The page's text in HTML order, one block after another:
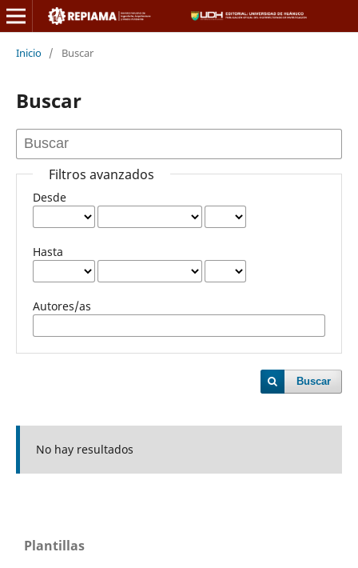
Inicio / Buscar
Buscar
Filtros avanzados
Desde
Hasta
Autores/as
Buscar
No hay resultados
Plantillas